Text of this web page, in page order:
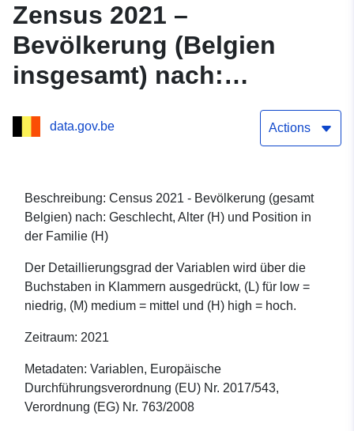
Zensus 2021 –
Bevölkerung (Belgien
insgesamt) nach:
Geschlecht, Alter (H) und
Stellung in der Familie (H)
data.gov.be Actions
Beschreibung: Census 2021 - Bevölkerung (gesamt
Belgien) nach: Geschlecht, Alter (H) und Position in
der Familie (H)
Der Detaillierungsgrad der Variablen wird über die
Buchstaben in Klammern ausgedrückt, (L) für low =
niedrig, (M) medium = mittel und (H) high = hoch.
Zeitraum: 2021
Metadaten: Variablen, Europäische
Durchführungsverordnung (EU) Nr. 2017/543,
Verordnung (EG) Nr. 763/2008